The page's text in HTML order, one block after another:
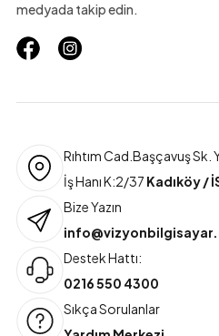
medyada takip edin.
Rıhtım Cad.Başçavuş Sk.
İş Hanı K:2/37 Kadıköy /
Bize Yazın
Destek Hattı:
0216 550 4300
Sıkça Sorulanlar